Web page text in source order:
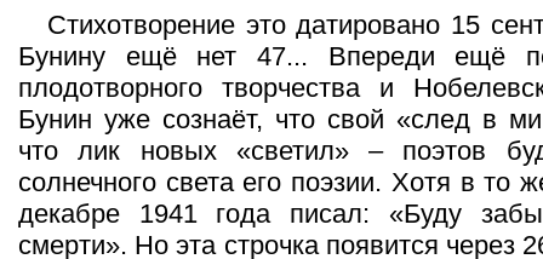
Стихотворение это датировано 15
Бунину ещё нет 47... Впереди ещё
плодотворного творчества и
Бунин уже сознаёт, что свой «след в
что лик новых «светил» – поэтов
солнечного света его поэзии. Хотя в то
декабре 1941 года писал: «Буду
смерти». Но эта строчка появится через